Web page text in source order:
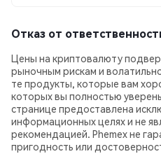
Отказ от
Цены на криптовалюту
рыночным рискам и
те продукты, которые вам
которых вы полностью
странице предоставлена
информационных целях и не
рекомендацией. Phemex не
пригодность или